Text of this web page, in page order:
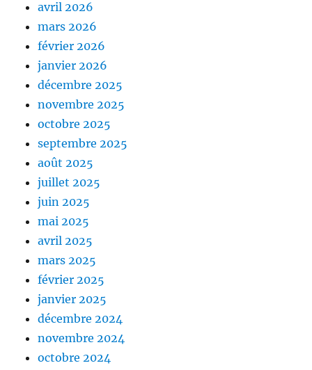
avril 2026
mars 2026
février 2026
janvier 2026
décembre 2025
novembre 2025
octobre 2025
septembre 2025
août 2025
juillet 2025
juin 2025
mai 2025
avril 2025
mars 2025
février 2025
janvier 2025
décembre 2024
novembre 2024
octobre 2024